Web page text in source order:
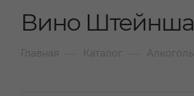
Вино
Главная Каталог Алкоголь